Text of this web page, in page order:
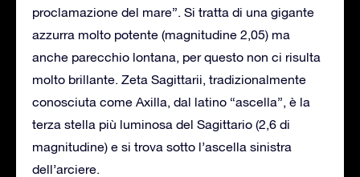
proclamazione del mare”. Si tratta di una gigante
azzurra molto potente (magnitudine 2,05) ma
anche parecchio lontana, per questo non ci risulta
molto brillante. Zeta Sagittarii, tradizionalmente
conosciuta come Axilla, dal latino “ascella”, è la
terza stella più luminosa del Sagittario (2,6 di
magnitudine) e si trova sotto l’ascella sinistra
dell’arciere.